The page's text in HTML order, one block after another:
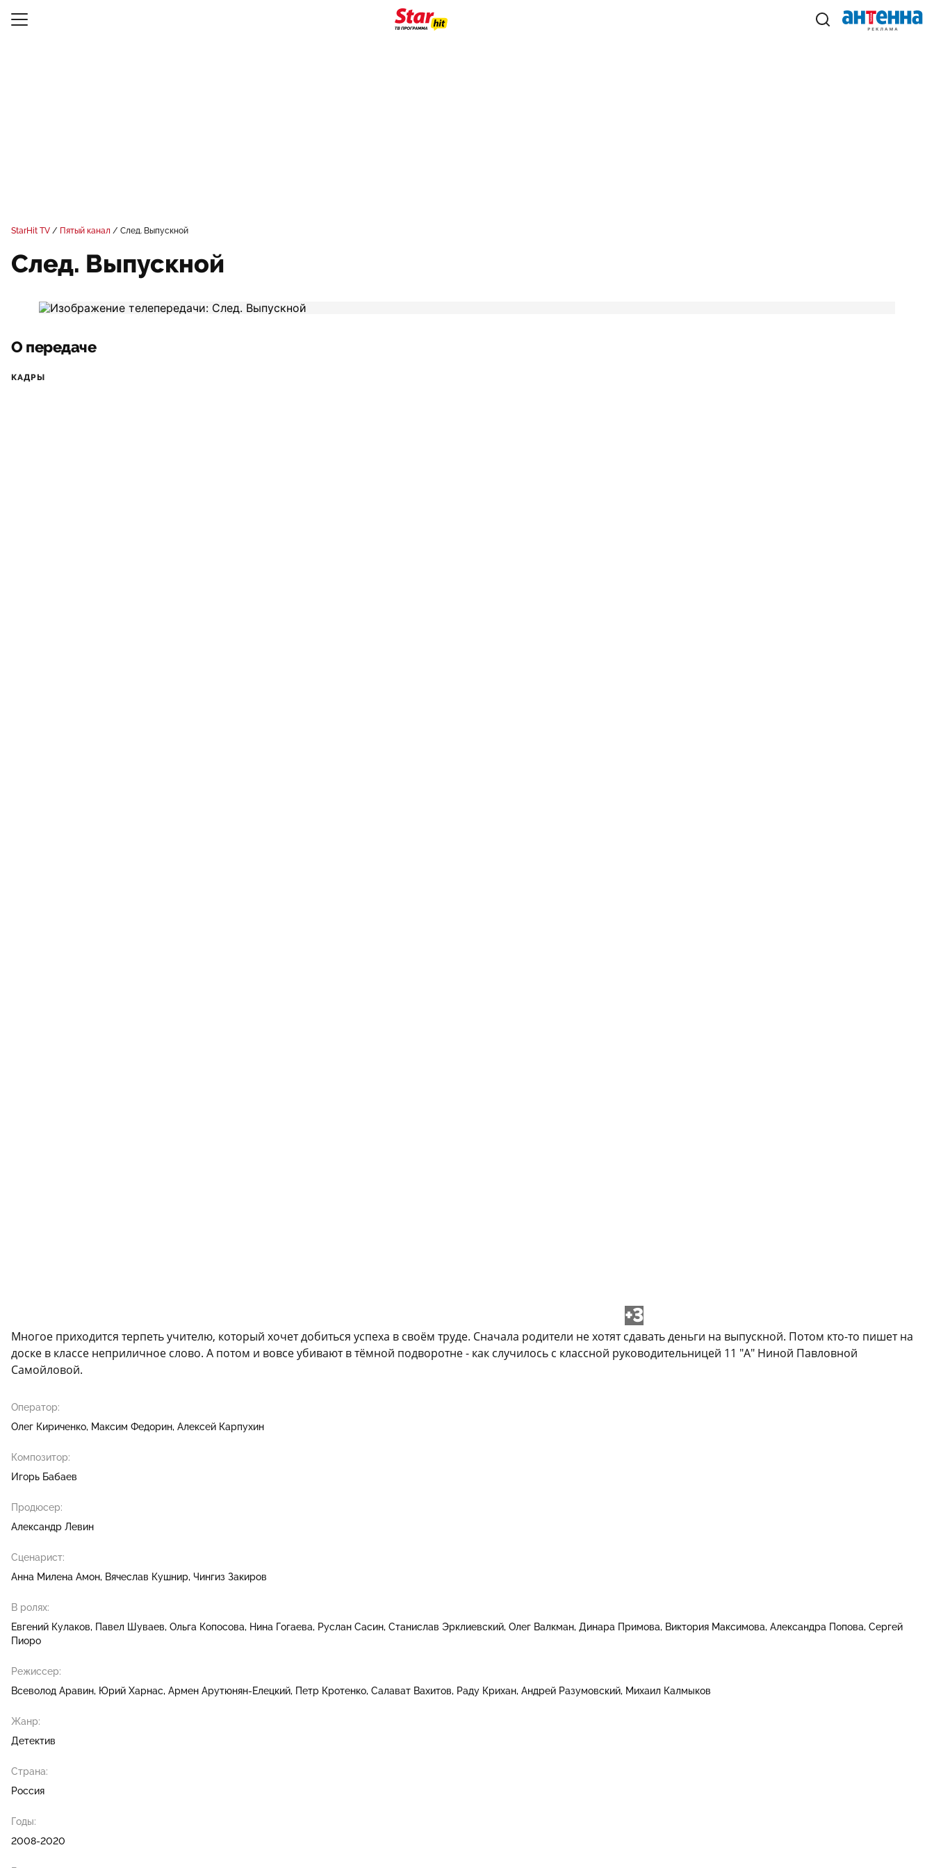
StarHit TV Пятый канал След. Выпускной
След. Выпускной
О передаче
КАДРЫ
+3
Многое приходится терпеть учителю, который хочет добиться успеха в своём труде. Сначала родители не хотят сдавать деньги на выпускной. Потом кто-то пишет на
доске в классе неприличное слово. А потом и вовсе убивают в тёмной подворотне - как случилось с классной руководительницей 11 "А" Ниной Павловной
Самойловой.
Оператор:
Олег Кириченко Максим Федорин Алексей Карпухин
Композитор:
Игорь Бабаев
Продюсер:
Александр Левин
Сценарист:
Анна Милена Амон Вячеслав Кушнир Чингиз Закиров
В ролях:
Евгений Кулаков
Павел Шуваев Ольга Копосова Нина Гогаева Руслан Сасин Станислав Эрклиевский Олег Валкман Динара Примова Виктория Максимова Александра Попова Сергей
Пиоро
Режиссер:
Всеволод Аравин Юрий Харнас Армен Арутюнян-Елецкий Петр Кротенко Салават Вахитов Раду Крихан Андрей Разумовский Михаил Калмыков
Жанр:
Детектив
Страна:
Россия
Годы:
2008-2020